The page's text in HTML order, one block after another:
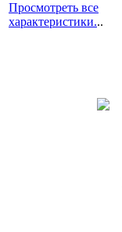
Просмотреть все
характеристики...